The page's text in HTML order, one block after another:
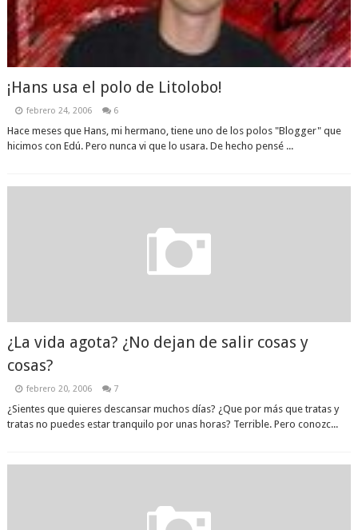
¡Hans usa el polo de Litolobo!
febrero 24, 2006 6
Hace meses que Hans, mi hermano, tiene uno de los polos "Blogger" que
hicimos con Edú. Pero nunca vi que lo usara. De hecho pensé ...
¿La vida agota? ¿No dejan de salir cosas y
cosas?
febrero 20, 2006 7
¿Sientes que quieres descansar muchos días? ¿Que por más que tratas y
tratas no puedes estar tranquilo por unas horas? Terrible. Pero conozc...